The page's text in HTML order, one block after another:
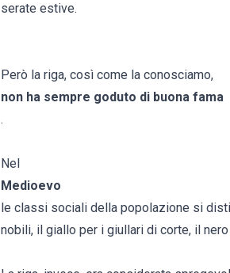
serate estive.
Però la riga, così come la conosciamo,
non ha sempre goduto di buona fama
.
Nel
Medioevo
le classi sociali della popolazione si
nobili, il giallo per i giullari di corte, il